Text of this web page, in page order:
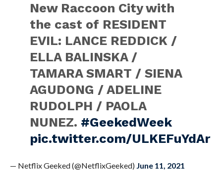
New Raccoon City with
the cast of RESIDENT
EVIL: LANCE REDDICK /
ELLA BALINSKA /
TAMARA SMART / SIENA
AGUDONG / ADELINE
RUDOLPH / PAOLA
NUNEZ. #GeekedWeek
pic.twitter.com/ULKEFuYdAr
— Netflix Geeked (@NetflixGeeked) June 11, 2021